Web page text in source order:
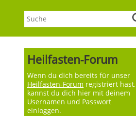
Heilfasten-Forum
Wenn du dich bereits für unser
Heilfasten-Forum registriert hast,
kannst du dich hier mit deinem
Usernamen und Passwort
einloggen.